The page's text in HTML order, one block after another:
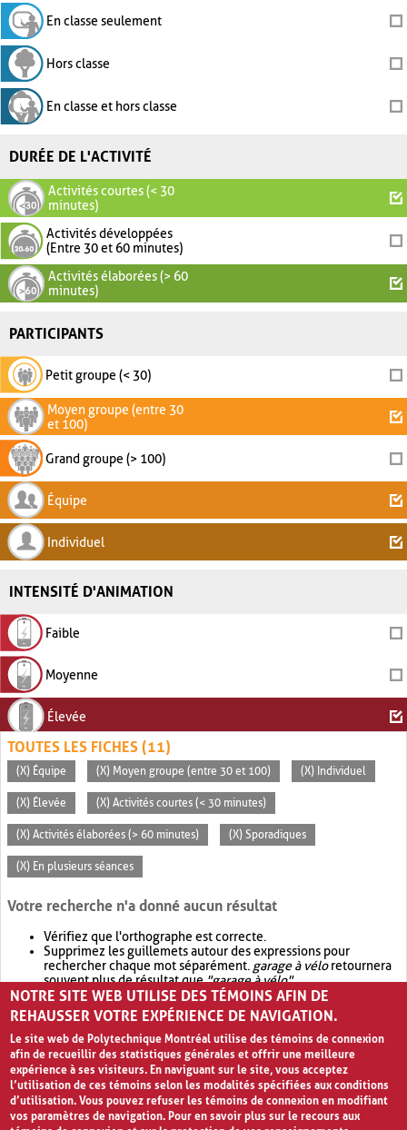
En classe seulement
Hors classe
En classe et hors classe
DURÉE DE L'ACTIVITÉ
Activités courtes (< 30
minutes)
Activités développées
(Entre 30 et 60 minutes)
Activités élaborées (> 60
minutes)
PARTICIPANTS
Petit groupe (< 30)
Moyen groupe (entre 30
et 100)
Grand groupe (> 100)
Équipe
Individuel
INTENSITÉ D'ANIMATION
Faible
Moyenne
Élevée
TOUTES LES FICHES (11)
(X) Équipe (X) Moyen groupe (entre 30 et 100) (X) Individuel
(X) Élevée (X) Activités courtes (< 30 minutes)
(X) Activités élaborées (> 60 minutes) (X) Sporadiques
(X) En plusieurs séances
Votre recherche n'a donné aucun résultat
Vérifiez que l'orthographe est correcte.
Supprimez les guillemets autour des expressions pour
rechercher chaque mot séparément. garage à véloretournera
souvent plus de résultat que"garage à vélo".
Envisagez d'élargir votre recherche avec OR.garage OR vélo
retournera souvent plus de résultat quegarage à vélo
NOTRE SITE WEB UTILISE DES TÉMOINS AFIN DE
REHAUSSER VOTRE EXPÉRIENCE DE NAVIGATION.
Le site web de Polytechnique Montréal utilise des témoins de connexion
afin de recueillir des statistiques générales et offrir une meilleure
expérience à ses visiteurs. En naviguant sur le site, vous acceptez
l’utilisation de ces témoins selon les modalités spécifiées aux conditions
d’utilisation. Vous pouvez refuser les témoins de connexion en modifiant
vos paramètres de navigation. Pour en savoir plus sur le recours aux